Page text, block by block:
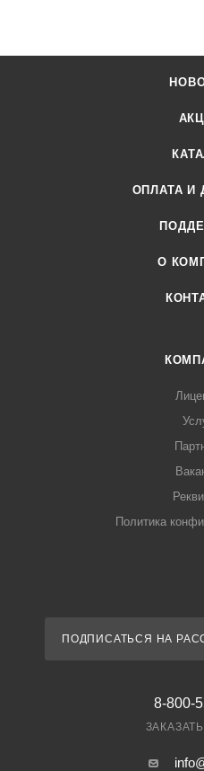
ОПЛАТА И
О
Политика
ПОДПИСАТЬСЯ НА
8-800-